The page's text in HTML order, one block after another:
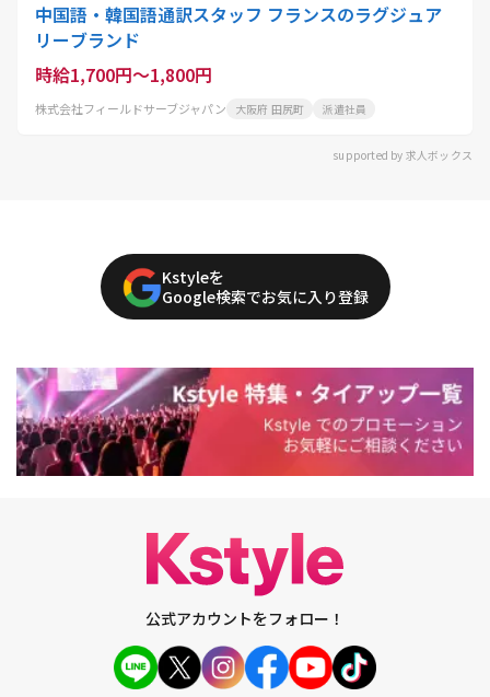
中国語・韓国語通訳スタッフ フランスのラグジュア
リーブランド
時給1,700円～1,800円
株式会社フィールドサーブジャパン 大阪府 田尻町 派遣社員
supported by 求人ボックス
Kstyleを
Google検索でお気に入り登録
公式アカウントをフォロー！